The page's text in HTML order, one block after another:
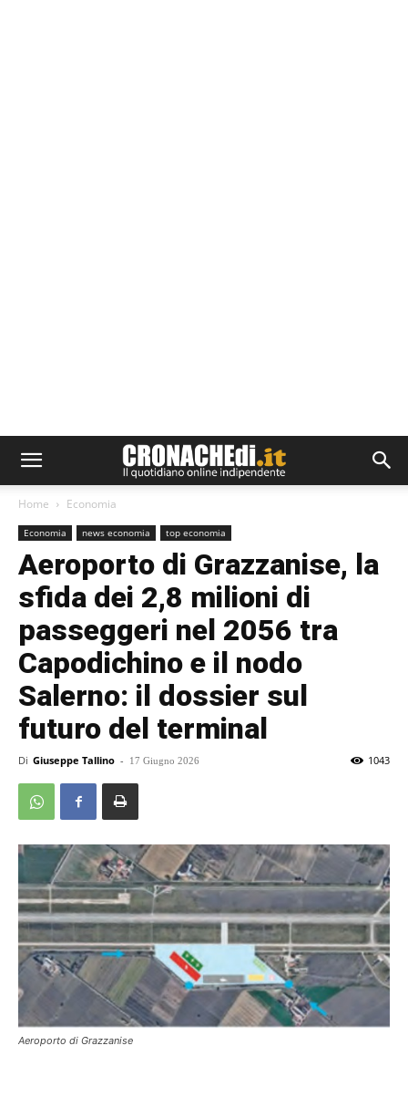
Home Economia
Economia news economia top economia
Aeroporto di Grazzanise, la
sfida dei 2,8 milioni di
passeggeri nel 2056 tra
Capodichino e il nodo
Salerno: il dossier sul
futuro del terminal
Di Giuseppe Tallino - 17 Giugno 2026 1043
Aeroporto di Grazzanise